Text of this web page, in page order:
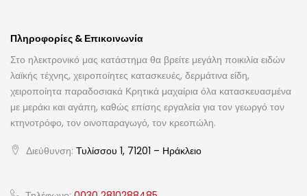
Πληροφορίες & Επικοινωνία
Στο ηλεκτρονικό μας κατάστημα θα βρείτε μεγάλη ποικιλία ειδών
λαϊκής τέχνης, χειροποίητες κατασκευές, δερμάτινα είδη,
χειροποίητα παραδοσιακά Κρητικά μαχαίρια όλα κατασκευασμένα
με μεράκι και αγάπη, καθώς επίσης εργαλεία για τον γεωργό τον
κτηνοτρόφο, τον οινοπαραγωγό, τον κρεοπώλη.
Διεύθυνση: Τυλίσσου 1, 71201 – Ηράκλειο